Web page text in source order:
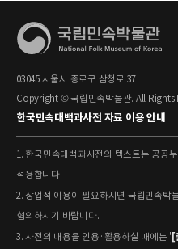
03045 서울시 종로구 삼청로 37
Copyright © 국립민속박물관. All Rights
한국민속대백과사전 자료 이용 안내
1. 한국민속대백과사전의 텍스트는 공공
적용합니다.
2. 상업적 이용이 필요하시면 국립민속박
협의하시기 바랍니다.
3. 사전의 내용을 인용·활용하실 때에는 ' [